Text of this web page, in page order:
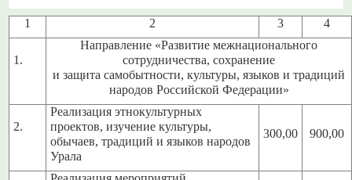
1 2 3 4
1.
Направление «Развитие межнационального
сотрудничества, сохранение
и защита самобытности, культуры, языков и традиций
народов Российской Федерации»
2.
Реализация этнокультурных
проектов, изучение культуры,
обычаев, традиций и языков народов
Урала
300,00 900,00